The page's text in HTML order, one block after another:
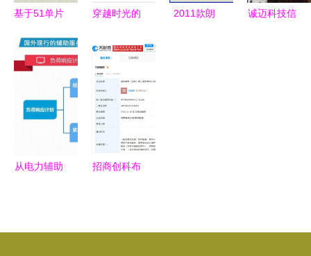
零售应用指
基于51单片
统设计与实
穿越时光的
款你可能从
未听说过的
传奇产品
2011款朗
诚迈科技信
从电力辅助
招商创科布